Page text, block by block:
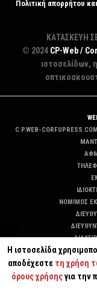
Πολιτική απορρήτου
ΚΑΤΑΣΚΕΥΗ
© 2024 CP-Web /
ιστοσελίδων,
C.P.WEB-
ΝΟΜΙΜΟΣ
Η ιστοσελίδα
αποδέχεστε τη χρήση
όρους χρήσηςγια την